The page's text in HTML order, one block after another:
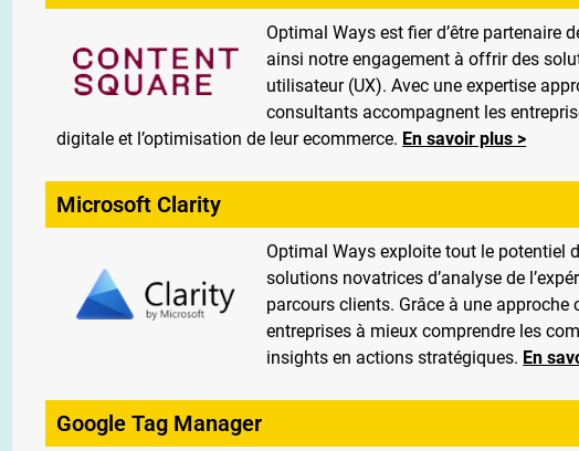
Optimal Ways est fier d’être partenaire
ainsi notre engagement à offrir des
utilisateur (UX). Avec une expertise
consultants accompagnent les
digitale et l’optimisation de leur ecommerce. En savoir plus >
Microsoft Clarity
Optimal Ways exploite tout le potentiel
solutions novatrices d’analyse de
parcours clients. Grâce à une
entreprises à mieux comprendre les
insights en actions stratégiques. En
Google Tag Manager